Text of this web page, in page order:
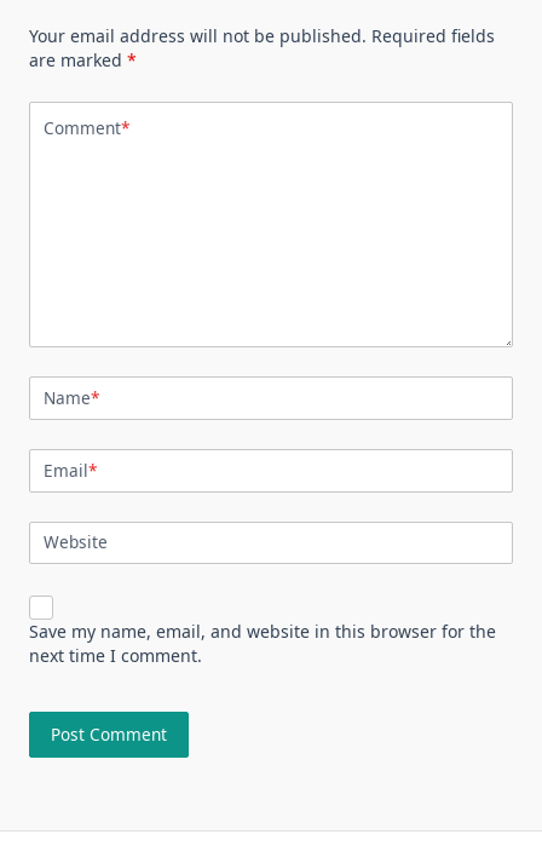
Your email address will not be published. Required fields
are marked *
Comment*
Name*
Email*
Website
Save my name, email, and website in this browser for the
next time I comment.